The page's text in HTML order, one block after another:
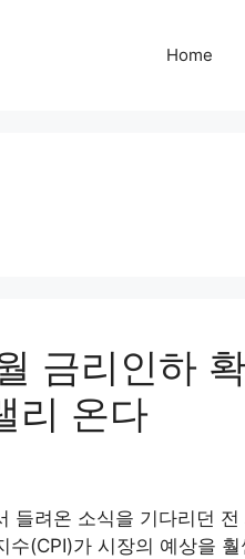
Home
금리인하
리 온다
들려온 소식을 기다리던
(CPI)가 시장의 예상을 훨